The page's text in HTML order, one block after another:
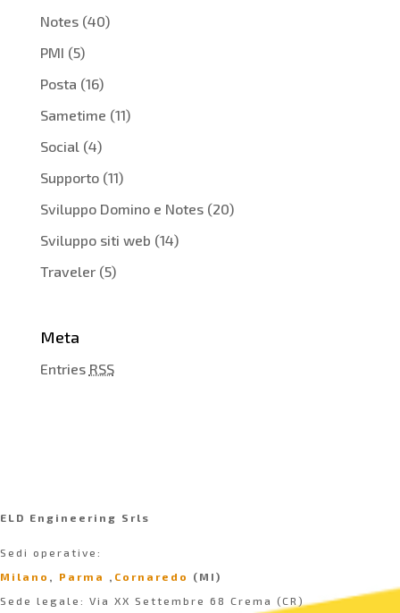
Notes(40)
PMI (5)
Posta (16)
Sametime (11)
Social(4)
Supporto(11)
Sviluppo Domino e Notes(20)
Sviluppo siti web (14)
Traveler(5)
Meta
Entries RSS
ELD Engineering Srls
Sedi operative:
Milano , Parma , Cornaredo
(MI)
Sede legale: Via XX Settembre 68 Crema (CR)